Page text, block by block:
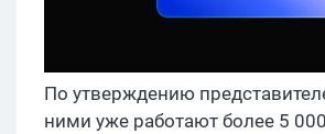
По утверждению
ними уже работают более 5